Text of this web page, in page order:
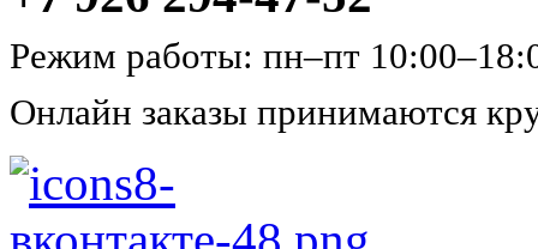
Режим работы: пн–пт
Онлайн заказы принимаются